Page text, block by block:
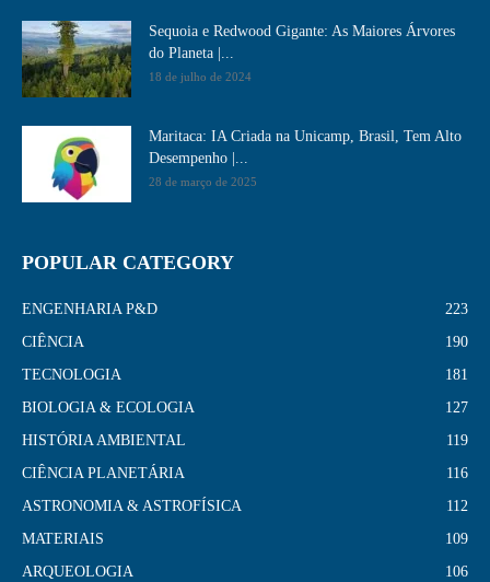
Sequoia e Redwood Gigante: As Maiores Árvores
do Planeta |...
18 de julho de 2024
Maritaca: IA Criada na Unicamp, Brasil, Tem Alto
Desempenho​ |...
28 de março de 2025
POPULAR CATEGORY
ENGENHARIA P&D
223
CIÊNCIA
190
TECNOLOGIA
181
BIOLOGIA & ECOLOGIA
127
HISTÓRIA AMBIENTAL
119
CIÊNCIA PLANETÁRIA
116
ASTRONOMIA & ASTROFÍSICA
112
MATERIAIS
109
ARQUEOLOGIA
106